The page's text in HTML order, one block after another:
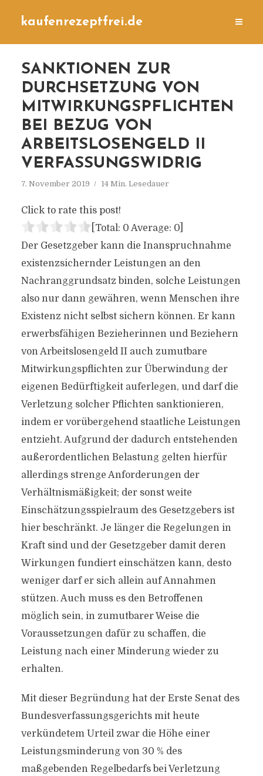
kaufenrezeptfrei.de
SANKTIONEN ZUR
DURCHSETZUNG VON
MITWIRKUNGSPFLICHTEN
BEI BEZUG VON
ARBEITSLOSENGELD II
VERFASSUNGSWIDRIG
7. November 2019 14 Min. Lesedauer
Click to rate this post!
[Total: 0 Average: 0]
Der Gesetzgeber kann die Inanspruchnahme
existenzsichernder Leistungen an den
Nachranggrundsatz binden, solche Leistungen
also nur dann gewähren, wenn Menschen ihre
Existenz nicht selbst sichern können. Er kann
erwerbsfähigen Bezieherinnen und Beziehern
von Arbeitslosengeld II auch zumutbare
Mitwirkungspflichten zur Überwindung der
eigenen Bedürftigkeit auferlegen, und darf die
Verletzung solcher Pflichten sanktionieren,
indem er vorübergehend staatliche Leistungen
entzieht. Aufgrund der dadurch entstehenden
außerordentlichen Belastung gelten hierfür
allerdings strenge Anforderungen der
Verhältnismäßigkeit; der sonst weite
Einschätzungsspielraum des Gesetzgebers ist
hier beschränkt. Je länger die Regelungen in
Kraft sind und der Gesetzgeber damit deren
Wirkungen fundiert einschätzen kann, desto
weniger darf er sich allein auf Annahmen
stützen. Auch muss es den Betroffenen
möglich sein, in zumutbarer Weise die
Voraussetzungen dafür zu schaffen, die
Leistung nach einer Minderung wieder zu
erhalten.
Mit dieser Begründung hat der Erste Senat des
Bundesverfassungsgerichts mit heute
verkündetem Urteil zwar die Höhe einer
Leistungsminderung von 30 % des
maßgebenden Regelbedarfs bei Verletzung